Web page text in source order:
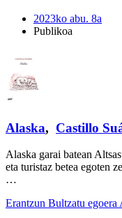
2023ko abu. 8a
Publikoa
Alaska, Castillo
Alaska garai batean
eta turistaz betea egoten
…
Erantzun Bultzatu egoera